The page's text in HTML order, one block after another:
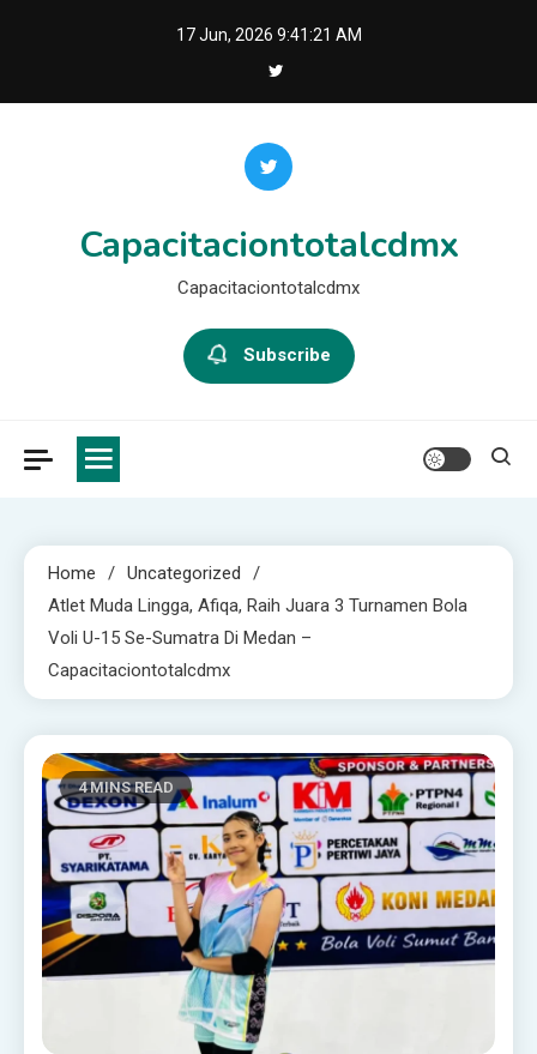
17 Jun, 2026 9:41:22 AM
Capacitaciontotalcdmx
Capacitaciontotalcdmx
Subscribe
Home
Uncategorized
Atlet Muda Lingga, Afiqa, Raih Juara 3 Turnamen Bola
Voli U-15 Se-Sumatra Di Medan –
Capacitaciontotalcdmx
4 MINS READ